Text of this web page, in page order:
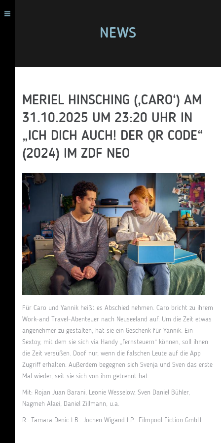
NEWS
MERIEL HINSCHING (‚CARO‘) AM
31.10.2025 UM 23:20 UHR IN
„ICH DICH AUCH! DER QR CODE“
(2024) IM ZDF NEO
Für Caro und Yannik heißt es Abschied nehmen. Caro bricht zu ihrem
Work-and Travel-Abenteuer nach Neuseeland auf. Um die Zeit etwas
angenehmer zu gestalten, hat sie ein Geschenk für Yannik. Ein
Sextoy, mit dem sie sich via Handy „fernsteuern“ können, soll ihnen
die Zeit versüßen. Doof nur, wenn die falschen Leute auf die App
Zugriff erhalten. Außerdem begegnen sich Svenja und Sven das erste
Mal wieder, seit sie sich von ihm getrennt hat.
Mit: Rojan Juan Barani, Leonie Wesselow, Sven Daniel Bühler,
Nagmeh Alaei, Daniel Zillmann, u.a.
R.: Tamara Denic I B.: Jochen Wigand I P.: Filmpool Fiction GmbH